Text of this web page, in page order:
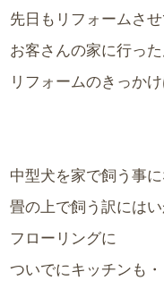
先日もリフォームさ
お客さんの家に行っ
リフォームのきっか
中型犬を家で飼う事に
畳の上で飼う訳には
フローリングに
ついでにキッチンも・